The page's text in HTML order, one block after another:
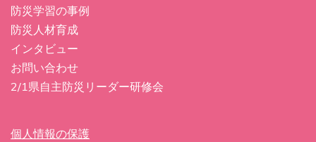
防災学習の事例
防災人材育成
インタビュー
お問い合わせ
2/1県自主防災リーダー研修会
個人情報の保護